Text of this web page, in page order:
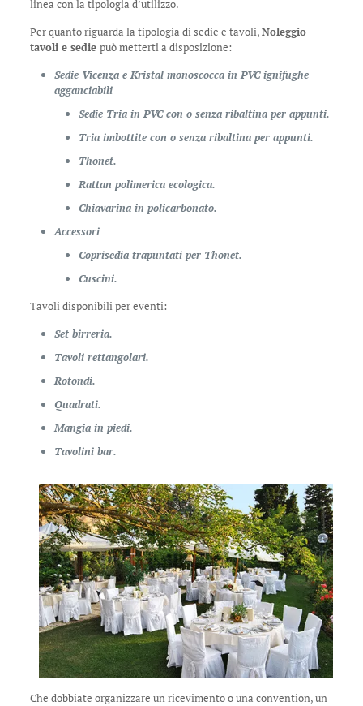
linea con la tipologia d’utilizzo.
Per quanto riguarda la tipologia di sedie e tavoli,Noleggio
tavoli e sedie può metterti a disposizione:
Sedie Vicenza e Kristal monoscocca in PVC ignifughe
agganciabili
Sedie Tria in PVC con o senza ribaltina per appunti.
Tria imbottite con o senza ribaltina per appunti.
Thonet.
Rattan polimerica ecologica.
Chiavarina in policarbonato.
Accessori
Coprisedia trapuntati per Thonet.
Cuscini.
Tavoli disponibili per eventi:
Set birreria.
Tavoli rettangolari.
Rotondi.
Quadrati.
Mangia in piedi.
Tavolini bar.
Che dobbiate organizzare un ricevimento o una convention, un